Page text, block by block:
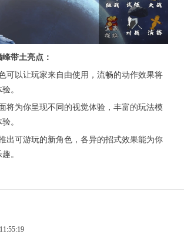
带土亮点：
可以让玩家来自由使用，流畅的动作效果将
。
将为你呈现不同的视觉体验，丰富的玩法模
。
出可游玩的新角色，各异的招式效果能为你
。